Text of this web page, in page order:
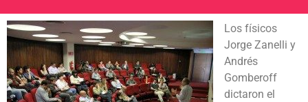
Los físicos
Jorge Zanelli y
Andrés
Gomberoff
dictaron el